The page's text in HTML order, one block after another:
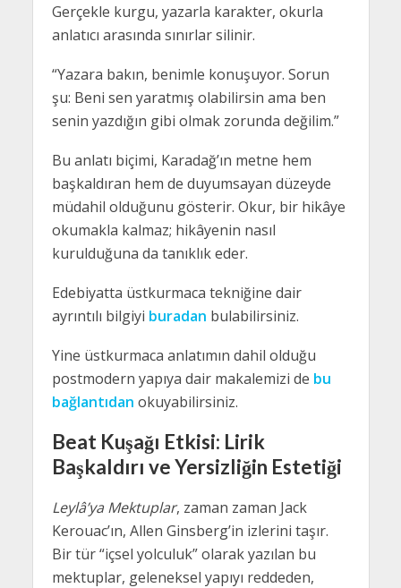
Gerçekle kurgu, yazarla karakter, okurla
anlatıcı arasında sınırlar silinir.
“Yazara bakın, benimle konuşuyor. Sorun
şu: Beni sen yaratmış olabilirsin ama ben
senin yazdığın gibi olmak zorunda değilim.”
Bu anlatı biçimi, Karadağ’ın metne hem
başkaldıran hem de duyumsayan düzeyde
müdahil olduğunu gösterir. Okur, bir hikâye
okumakla kalmaz; hikâyenin nasıl
kurulduğuna da tanıklık eder.
Edebiyatta üstkurmaca tekniğine dair
ayrıntılı bilgiyi buradan bulabilirsiniz.
Yine üstkurmaca anlatımın dahil olduğu
postmodern yapıya dair makalemizi de bu
bağlantıdan okuyabilirsiniz.
Beat Kuşağı Etkisi: Lirik
Başkaldırı ve Yersizliğin Estetiği
Leylâ’ya Mektuplar, zaman zaman Jack
Kerouac’ın, Allen Ginsberg’in izlerini taşır.
Bir tür “içsel yolculuk” olarak yazılan bu
mektuplar, geleneksel yapıyı reddeden,